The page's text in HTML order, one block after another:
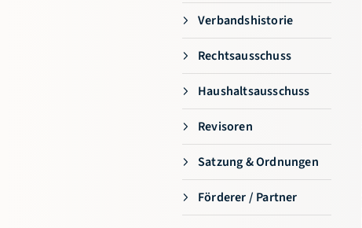
Verbandshistorie
Rechtsausschuss
Haushaltsausschuss
Revisoren
Satzung & Ordnungen
Förderer / Partner